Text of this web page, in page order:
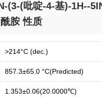
(3-(吡啶-4-基)-1H--
胺 性质
>214°C (dec.)
857.3±65.0 °C(Predicted)
1.353±0.06(20.0000℃)